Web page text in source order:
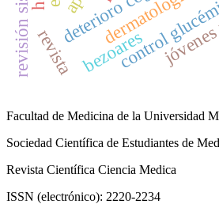
dermatología
control
revistabezoares
Facultad de Medicina de la Universidad
Sociedad Científica de Estudiantes de
Revista Científica Ciencia Medica
ISSN (electrónico): 2220-2234